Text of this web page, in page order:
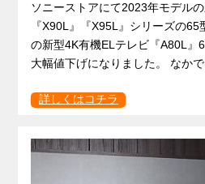
ソニーストアにて2023年モデル
『X90L』『X95L』シリーズの
の新型4K有機ELテレビ『A80L』
大幅値下げになりました。 なか
詳しくはコチラ